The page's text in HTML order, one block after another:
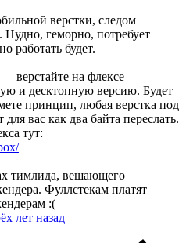
верстки, следом
Нудно, геморно, потребует
работать будет.
верстайте на флексе
и десктопную версию. Будет
принцип, любая верстка под
вас как два байта переслать.
тут:
тимлида, вешающего
Фуллстекам платят
:(
лет назад